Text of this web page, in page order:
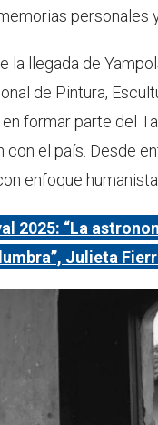
personales
la llegada de
de Pintura,
formar parte del
el país. Desde
enfoque
2025: “La
Julieta